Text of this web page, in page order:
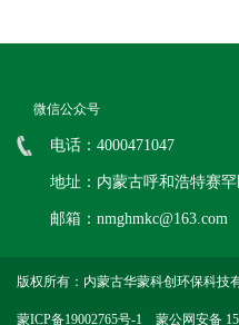
微信公众号
电话：4000471047
地址：内蒙古呼和浩特赛
邮箱：nmghmkc@163.com
版权所有：内蒙古华蒙科创环保科技
蒙ICP备19002765号-1 蒙公网安备